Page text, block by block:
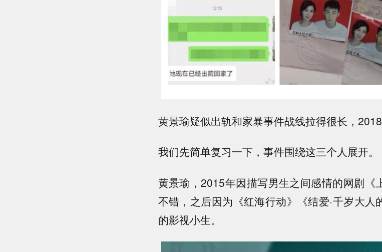
黄景瑜疑似出轨和家暴事件战线拉得很长，2018
我们先简单复习一下，事件围绕这三个人展开。
黄景瑜，2015年因描写男生之间感情的网剧《
不错，之后因为《红海行动》《结爱·千岁大
的影视小生。